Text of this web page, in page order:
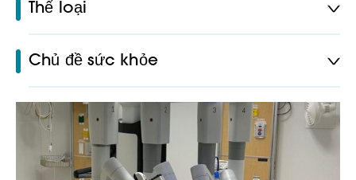
Thể loại
Chủ đề sức khỏe